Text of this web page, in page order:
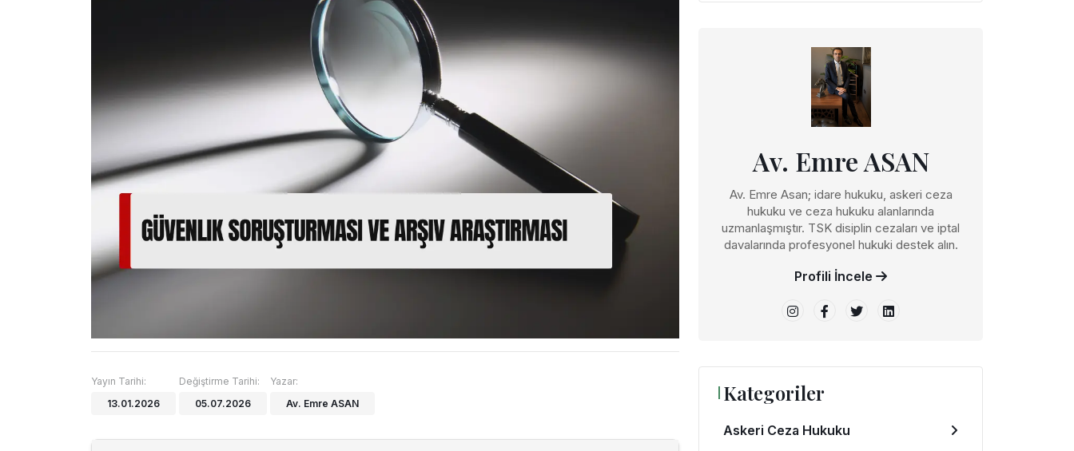
Yayın Tarihi:
13.01.2026
Değiştirme Tarihi:
05.07.2026
Yazar:
Av. Emre ASAN
Av. Emre ASAN
Av. Emre Asan; idare hukuku, askeri ceza
hukuku ve ceza hukuku alanlarında
uzmanlaşmıştır. TSK disiplin cezaları ve iptal
davalarında profesyonel hukuki destek alın.
Profili İncele
Kategoriler
Askeri Ceza Hukuku